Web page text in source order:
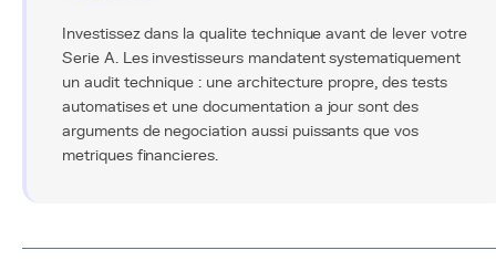
Investissez dans la qualite technique avant de lever votre
Serie A. Les investisseurs mandatent systematiquement
un audit technique : une architecture propre, des tests
automatises et une documentation a jour sont des
arguments de negociation aussi puissants que vos
metriques financieres.